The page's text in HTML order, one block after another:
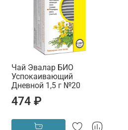
Чай Эвалар БИО
Успокаивающий
Дневной 1,5 г №20
474 ₽